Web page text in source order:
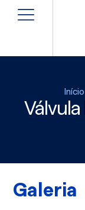
Início
Galeria